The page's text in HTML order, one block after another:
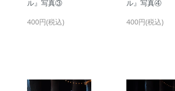
ル』写真③
400円(税込)
ル』写真④
400円(税込)